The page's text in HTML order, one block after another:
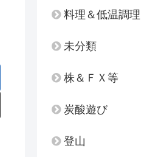
料理＆低温調理
未分類
株＆ＦＸ等
炭酸遊び
登山